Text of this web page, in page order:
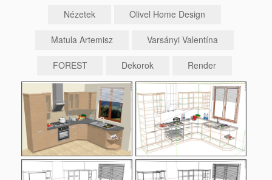
Nézetek Olivel Home Design
Matula Artemisz Varsányi Valentína
FOREST Dekorok Render